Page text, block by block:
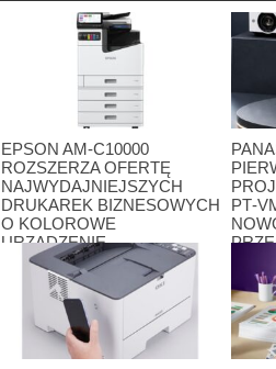
EPSON AM-C10000
ROZSZERZA OFERTĘ
NAJWYDAJNIEJSZYCH
DRUKAREK BIZNESOWYCH
O KOLOROWE
URZĄDZENIE
ATRAMENTOWE A3
22 maja 2026 12